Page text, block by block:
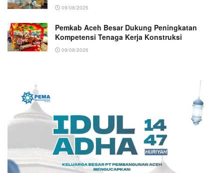
09/08/2026
Pemkab Aceh Besar Dukung Peningkatan
Kompetensi Tenaga Kerja Konstruksi
09/08/2026